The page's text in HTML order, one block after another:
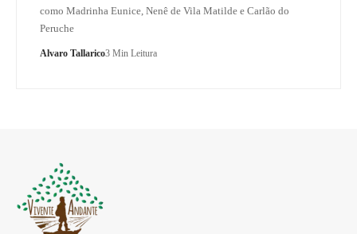
como Madrinha Eunice, Nenê de Vila Matilde e Carlão do
Peruche
Alvaro Tallarico3 Min Leitura